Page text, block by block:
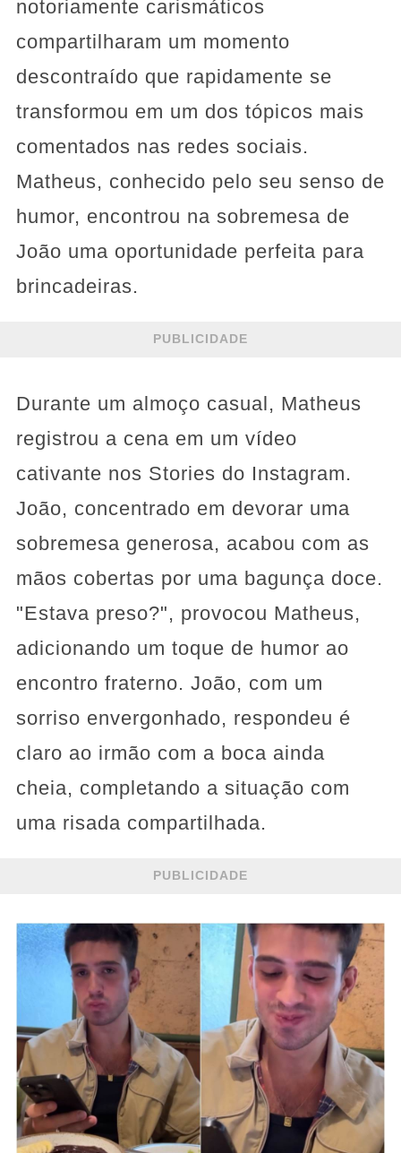
notoriamente carismáticos
compartilharam um momento
descontraído que rapidamente se
transformou em um dos tópicos mais
comentados nas redes sociais.
Matheus, conhecido pelo seu senso de
humor, encontrou na sobremesa de
João uma oportunidade perfeita para
brincadeiras.
PUBLICIDADE
Durante um almoço casual, Matheus
registrou a cena em um vídeo
cativante nos Stories do Instagram.
João, concentrado em devorar uma
sobremesa generosa, acabou com as
mãos cobertas por uma bagunça doce.
"Estava preso?", provocou Matheus,
adicionando um toque de humor ao
encontro fraterno. João, com um
sorriso envergonhado, respondeu é
claro ao irmão com a boca ainda
cheia, completando a situação com
uma risada compartilhada.
PUBLICIDADE